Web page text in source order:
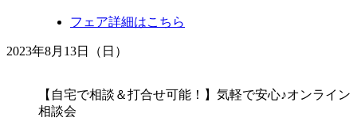
フェア詳細はこちら
2023年8月13日（日）
【自宅で相談＆打合せ可能！】気軽で安心♪オンライン
相談会